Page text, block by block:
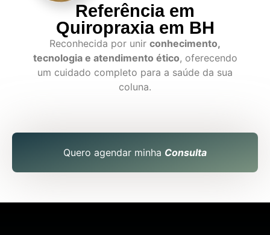
Referência em
Quiropraxia em BH
Reconhecida por unir conhecimento,
tecnologia e atendimento ético, oferecendo
um cuidado completo para a saúde da sua
coluna.
Quero agendar minha Consulta